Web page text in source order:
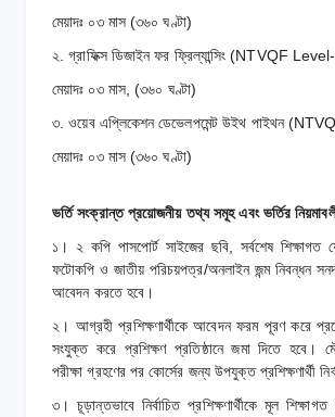
মেয়াদঃ ০৩ মাস (৩৬০ ঘণ্টা)
২. গ্রাফিক্স ডিজাইন ফর ফ্রিল্যান্সিং (NTVQF
মেয়াদঃ ০৩ মাস, (৩৬০ ঘণ্টা)
৩. ওয়েব এপ্লিকেশন ডেভেলপমেন্ট উইথ পাইথন
মেয়াদঃ ০৩ মাস (৩৬০ ঘণ্টা)
ভর্তি সংক্রান্ত প্রয়োজনীয় তথ্য সমূহ এবং ভর্তির
১। ২ কপি পাসপোর্ট সাইজের ছবি, সর্বশেষ শিক্ষাগত
ফটোকপি ও জাতীয় পরিচয়পত্র/অনলাইন জন্ম নিবন্ধন
আবেদন করতে হবে।
২। আগ্রহী প্রশিক্ষণার্থীকে আবেদন ফরম পূরণ করে
সংযুক্ত করে প্রশিক্ষণ প্রতিষ্ঠানে জমা দিতে হবে।
পরীক্ষা গ্রহণের পর কোর্সের জন্য উপযুক্ত প্রশিক্ষণার্থী
৩। চূড়ান্তভাবে নির্বাচিত প্রশিক্ষণার্থীকে মূল